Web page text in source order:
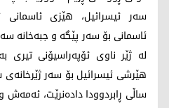
سەر ئیسرائیل، هێزی ئاسمانی
ئاسمانی بۆ سەر پێگە و جبەخانە
لە ژێر ناوی ئۆپەراسیۆنی تیری
ساڵی ڕابردوودا دادەنرێت، ئەمەش